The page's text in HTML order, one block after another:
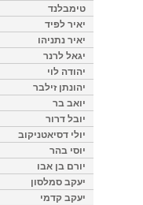
טימבלנד
יאיר לפיד
יאיר נתניהו
יגאל לרנר
יהודה לוי
יהונתן זילבר
יואב בר
יובל דרור
יולי דסיאטניקוב
יוסי בהר
יורם בן אבו
יעקב סמלסון
יעקב קדמי